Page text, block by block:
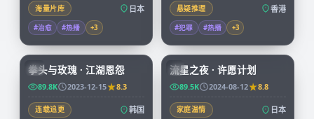
海量片库 日本
#治愈 #热播 +3
悬疑推理 香港
#犯罪 #热播 +3
KR
拳头与玫瑰 · 江湖恩怨
89.8K 2023-12-15 8.3
连载追更 韩国
JP
流星之夜 · 许愿计划
89.5K 2024-08-12 8.8
家庭温情 日本